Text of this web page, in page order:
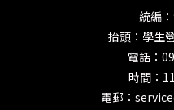
統編
抬頭：學生
電話：
時間：
電郵：